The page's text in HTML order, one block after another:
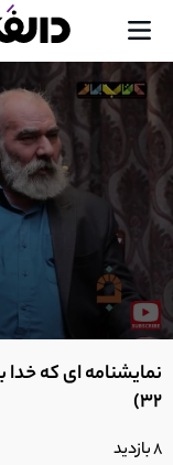
نمایشنامه‌ ای که
32)
8 بازدید